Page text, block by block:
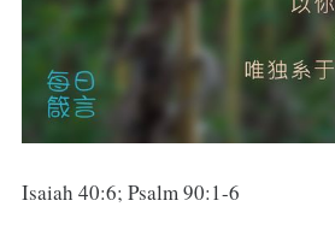
Isaiah 40:6; Psalm 90:1-6